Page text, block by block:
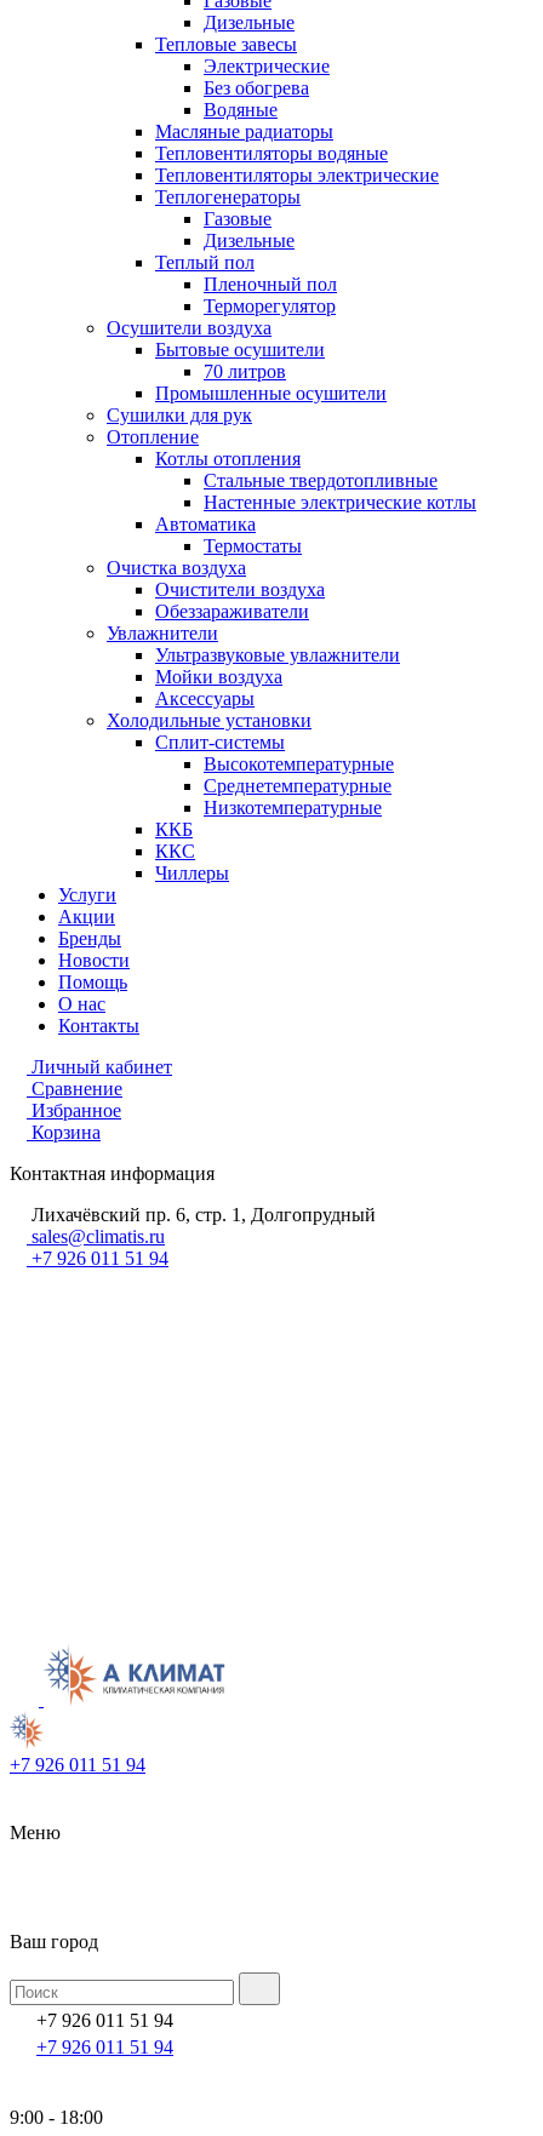
Дизельные
Тепловые завесы
Электрические
Без обогрева
Водяные
Масляные радиаторы
Тепловентиляторы водяные
Тепловентиляторы электрические
Теплогенераторы
Газовые
Дизельные
Теплый пол
Пленочный пол
Терморегулятор
Осушители воздуха
Бытовые осушители
70 литров
Промышленные осушители
Сушилки для рук
Отопление
Котлы отопления
Стальные твердотопливные
Настенные электрические котлы
Автоматика
Термостаты
Очистка воздуха
Очистители воздуха
Обеззараживатели
Увлажнители
Ультразвуковые увлажнители
Мойки воздуха
Аксессуары
Холодильные установки
Сплит-системы
Высокотемпературные
Среднетемпературные
Низкотемпературные
ККБ
ККС
Чиллеры
Услуги
Акции
Бренды
Новости
Помощь
О нас
Контакты
Личный кабинет
Сравнение
Избранное
Корзина
Контактная информация
Лихачёвский пр. 6, стр. 1, Долгопрудный
sales@climatis.ru
+7 926 011 51 94
+7 926 011 51 94
Меню
Ваш город
+7 926 011 51 94
+7 926 011 51 94
9:00 - 18:00